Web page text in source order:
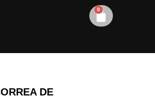
0
Carrito
DE